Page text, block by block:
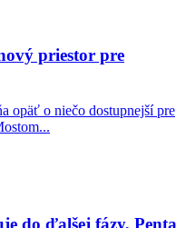
priestor pre
opäť o niečo dostupnejší pre
do ďalšej fázy, Penta